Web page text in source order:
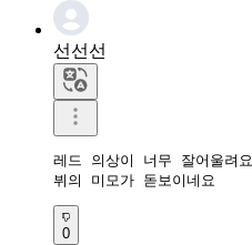
선선선
레드 의상이 너무 잘어울려요
뷔의 미모가 돋보이네요
0